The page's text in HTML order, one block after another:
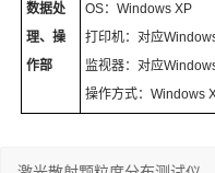
数据处
理、操
作部
OS：Windows XP
打印机：对应
监视器：对应
操作方式：Windows